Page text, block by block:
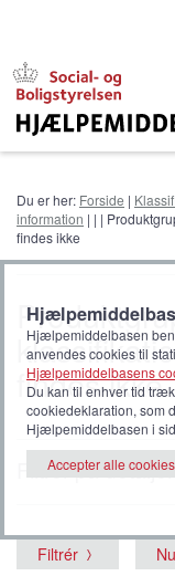
Du er her: Forside |
information | | |
findes ikke
findes ikke
Filtrér på detaljer
Filtrér
Hjælpemiddelbasen
anvendes cookies til
Hjælpemiddelbasens
Du kan til enhver tid
cookiedeklaration, som
Hjælpemiddelbasen i
Accepter alle cookies